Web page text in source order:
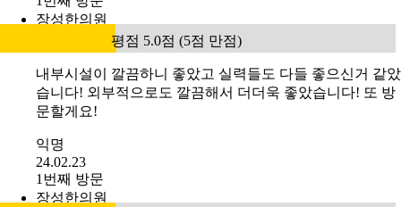
장성한의원
평점 5.0점 (5점 만점)
내부시설이 깔끔하니 좋았고 실력들도 다들 좋으신거 같았
습니다! 외부적으로도 깔끔해서 더더욱 좋았습니다! 또 방
문할게요!
익명
24.02.23
1번째 방문
장성한의원